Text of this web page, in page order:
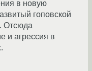
в новую
гоповской
Отсюда
и агрессия в